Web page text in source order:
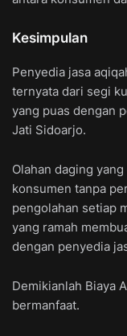
Kesimpulan
Penyedia jasa
ternyata dari segi
yang puas dengan
Jati Sidoarjo.
Olahan daging
konsumen tanpa
pengolahan setiap
yang ramah
dengan penyedia
Demikianlah Biaya
bermanfaat.